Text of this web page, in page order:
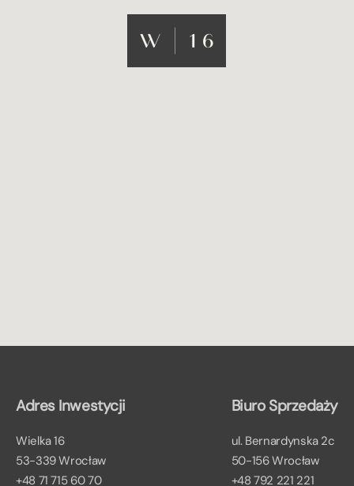
Adres Inwestycji
Wielka 16
53-339 Wrocław
+48 71 715 60 70
Biuro Sprzedaży
ul. Bernardynska 2c
50-156 Wrocław
+48 792 221 221